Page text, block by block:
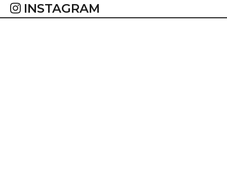
INSTAGRAM